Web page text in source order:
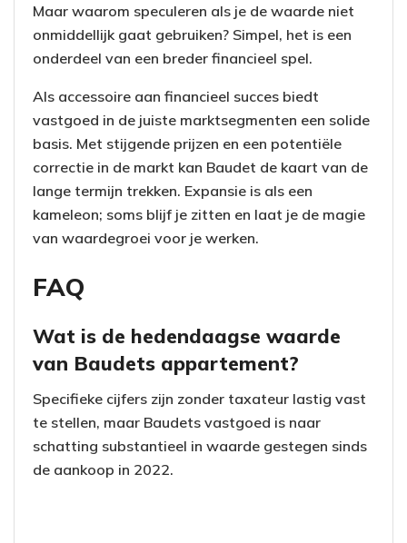
Maar waarom speculeren als je de waarde niet
onmiddellijk gaat gebruiken? Simpel, het is een
onderdeel van een breder financieel spel.
Als accessoire aan financieel succes biedt
vastgoed in de juiste marktsegmenten een solide
basis. Met stijgende prijzen en een potentiële
correctie in de markt kan Baudet de kaart van de
lange termijn trekken. Expansie is als een
kameleon; soms blijf je zitten en laat je de magie
van waardegroei voor je werken.
FAQ
Wat is de hedendaagse waarde
van Baudets appartement?
Specifieke cijfers zijn zonder taxateur lastig vast
te stellen, maar Baudets vastgoed is naar
schatting substantieel in waarde gestegen sinds
de aankoop in 2022.